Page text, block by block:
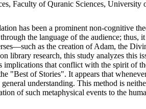
Faculty of Quranic Sciences,
has been a prominent non-cognitive
the language of the audience;
as the creation of Adam, the
library research, this study analyzes this
implications that conflict with the spirit
"Best of Stories". It appears that
understanding. This method is
of such metaphysical events to the